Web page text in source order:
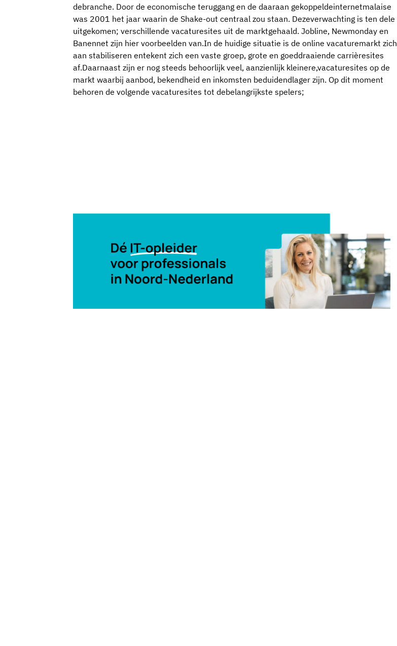
debranche. Door de economische teruggang en de daaraan gekoppeldeinternetmalaise
was 2001 het jaar waarin de Shake-out centraal zou staan. Dezeverwachting is ten dele
uitgekomen; verschillende vacaturesites uit de marktgehaald. Jobline, Newmonday en
Banennet zijn hier voorbeelden van.In de huidige situatie is de online vacaturemarkt zich
aan stabiliseren entekent zich een vaste groep, grote en goeddraaiende carrièresites
af.Daarnaast zijn er nog steeds behoorlijk veel, aanzienlijk kleinere,vacaturesites op de
markt waarbij aanbod, bekendheid en inkomsten beduidendlager zijn. Op dit moment
behoren de volgende vacaturesites tot debelangrijkste spelers;
16 apr 2002, 00:00 Delen